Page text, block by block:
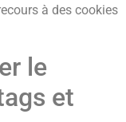
à des cookies
le
et